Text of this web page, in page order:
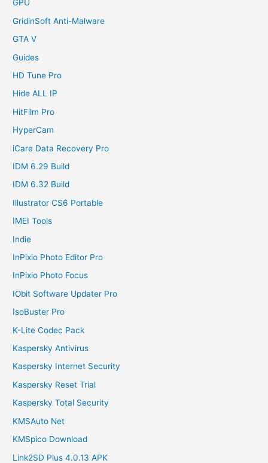
GPU
GridinSoft Anti-Malware
GTA V
Guides
HD Tune Pro
Hide ALL IP
HitFilm Pro
HyperCam
iCare Data Recovery Pro
IDM 6.29 Build
IDM 6.32 Build
Illustrator CS6 Portable
IMEI Tools
Indie
InPixio Photo Editor Pro
InPixio Photo Focus
IObit Software Updater Pro
IsoBuster Pro
K-Lite Codec Pack
Kaspersky Antivirus
Kaspersky Internet Security
Kaspersky Reset Trial
Kaspersky Total Security
KMSAuto Net
KMSpico Download
Link2SD Plus 4.0.13 APK